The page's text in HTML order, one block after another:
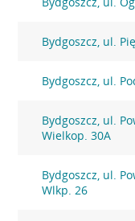
Bydgoszcz, ul.
Bydgoszcz, ul.
Bydgoszcz, ul.
Wielkop. 30A
Bydgoszcz, ul.
Wlkp. 26